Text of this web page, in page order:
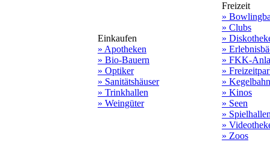
Einkaufen
» Apotheken
» Bio-Bauern
» Optiker
» Sanitätshäuser
» Trinkhallen
» Weingüter
Freizeit
»
» Clubs
»
»
» FKK-
»
»
» Kinos
» Seen
»
»
» Zoos